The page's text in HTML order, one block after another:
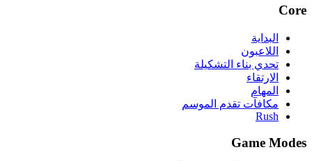
Core
البداية
اللاعبون
تحدي بناء التشكيلة
الارتقاء
المهام
مكافآت تقدم الموسم
Rush
Game Modes